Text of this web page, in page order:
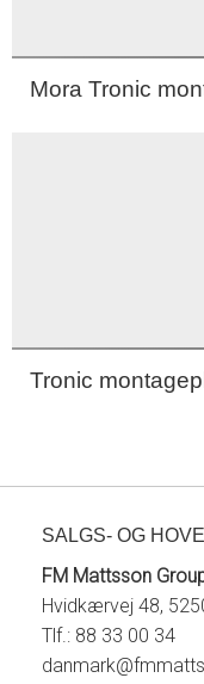
Mora Tronic
Tronic
SALGS- OG
FM Mattsson
Hvidkærvej 48,
Tlf.: 88 33 00 34